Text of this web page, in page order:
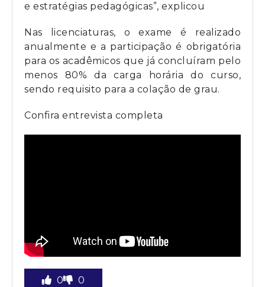
e estratégias pedagógicas”, explicou
Nas licenciaturas, o exame é realizado
anualmente e a participação é obrigatória
para os acadêmicos que já concluíram pelo
menos 80% da carga horária do curso,
sendo requisito para a colação de grau.
Confira entrevista completa
0 0